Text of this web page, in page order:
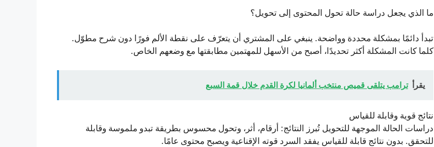
ما الذي يجعل دراسة حالة تحول المحتوى إلى تحويل؟
تبدأ دائمًا بمشكلة محددة وواضحة. ينبغي على المشتري أن يتعرّف على نقطة الألم فورًا دون شرح مطوّل.
كلما كانت المشكلة أكثر تحديدًا، أصبح من الأسهل للمهتمين مطابقتها مع وضعهم الخاص.
يقرأ ترامب يتلقى قميص منتخب ألمانيا لكرة القدم خلال قمة السبع
نتائج قوية وقابلة للقياس
دراسات الحالة الموجهة للتحويل تُبرز النتائج: أرقام، أثر، وتحول محسوس بطريقة تبدو ملموسة وقابلة
للتحقق. بدون نتائج قابلة للقياس يفقد السرد قوته الإقناعية ويصبح محتوى عامًا.